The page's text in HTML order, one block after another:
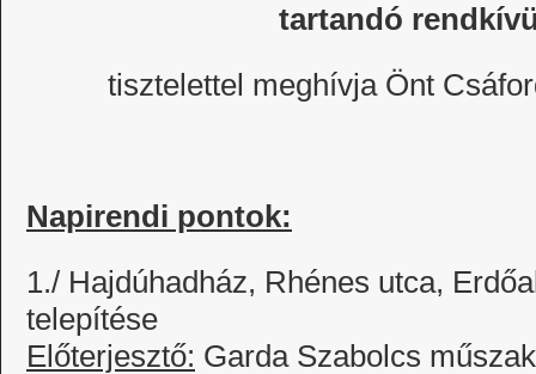
tartandó
tisztelettel meghívja Önt
Napirendi pontok:
1./ Hajdúhadház, Rhénes utca,
telepítése
Előterjesztő: Garda Szabolcs